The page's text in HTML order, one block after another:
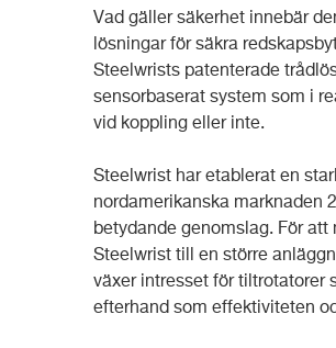
Vad gäller säkerhet innebär
lösningar för säkra
Steelwrists patenterade
sensorbaserat system som i
vid koppling eller inte.
Steelwrist har etablerat en
nordamerikanska marknaden
betydande genomslag. För
Steelwrist till en större
växer intresset för tiltrotatorer
efterhand som effektiviteten